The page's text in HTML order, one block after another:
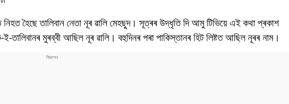
হৈছে তালিবান নেতা নূৰ ৱালি মেহছুদ। সূত্ৰৰ উদ্ধৃতি দি আমু টিভিয়ে এই কথা প্ৰকাশ
তালিবানৰ মুৰব্বী আছিল নূৰ ৱালি। বহুদিনৰ পৰা পাকিস্তানৰ হিট লিষ্টত আছিল নূৰৰ নাম।